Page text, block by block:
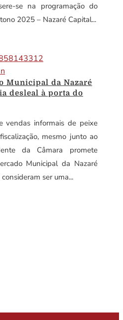
se na programação do
2025 – Nazaré Capital...
Municipal da Nazaré
desleal à porta do
vendas informais de peixe
mesmo junto ao
da Câmara promete
Municipal da Nazaré
ser uma...